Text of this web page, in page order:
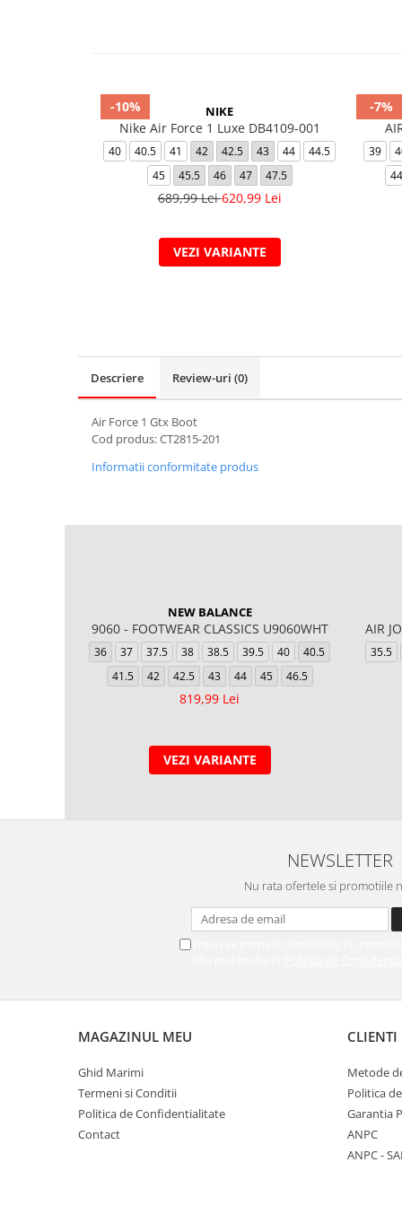
-10% NIKE
Nike Air Force 1 Luxe DB4109-001
40 40.5 41 42 42.5 43 44
44.5
45
45.5 46 47 47.5
689,99 Lei620,99 Lei
VEZI VARIANTE
-7%
39
Descriere Review-uri (0)
Air Force 1 Gtx Boot
Cod produs: CT2815-201
Informatii conformitate produs
NEW BALANCE
9060 - FOOTWEAR CLASSICS U9060WHT
36 37 37.5 38 38.5 39.5 40
40.5
41.5
42 42.5 43 44 45 46.5
819,99 Lei
VEZI VARIANTE
AIR
35.5
NEWSLETTER
Nu rata ofertele si promotiile
Vreau sa primesc newsletter cu
MAGAZINUL MEU
Ghid Marimi
Termeni si Conditii
Politica de Confidentialitate
Contact
CLIENTI
Metode
Politica
Garantia
ANPC
ANPC -